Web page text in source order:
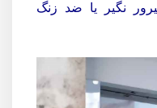
نگیر یا ضد زنگ